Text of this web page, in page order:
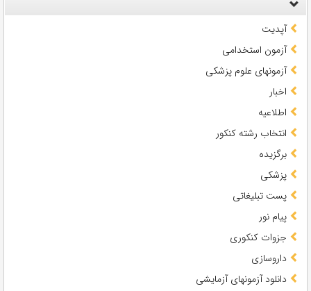
آپدیت
آزمون استخدامی
آزمونهای علوم پزشکی
اخبار
اطلاعیه
انتخاب رشته کنکور
برگزیده
پزشکی
پست تبلیغاتی
پیام نور
جزوات کنکوری
داروسازی
دانلود آزمونهای آزمایشی